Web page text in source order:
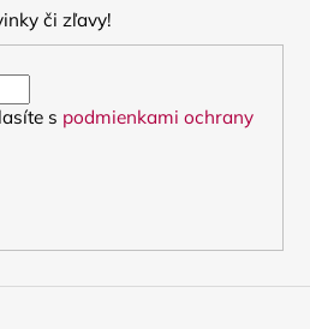
či zľavy!
s podmienkami ochrany